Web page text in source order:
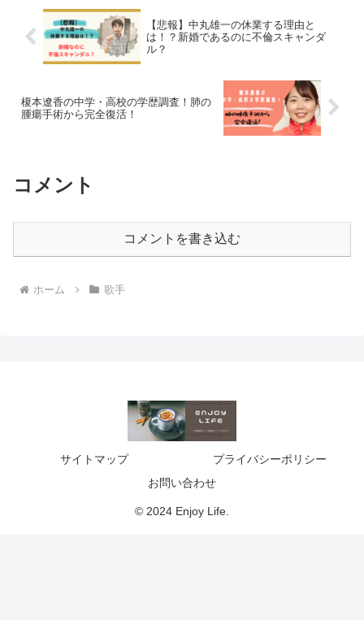
【悲報】中丸雄一の休業する理由と
は！？新婚であるのに不倫スキャンダ
ル？
榎本遼香の中学・高校の学歴調査！肺の
腫瘍手術から完全復活！
コメント
コメントを書き込む
ホーム 歌手
サイトマップ
プライバシーポリシー
お問い合わせ
© 2024 Enjoy Life.